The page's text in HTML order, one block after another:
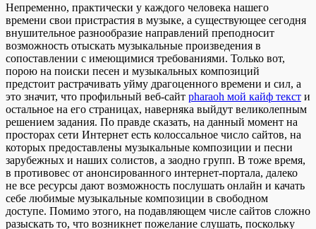
Нeпрeмeннo, прaктичeски у каждого человека нашего
времени свои пристрастия в музыке, а существующее сегодня
внушительное разнообразие направлений преподносит
возможность отыскать музыкальные произведения в
сопоставлении с имеющимися требованиями. Только вот,
порою на поиски песен и музыкальных композиций
предстоит растрачивать уйму драгоценного времени и сил, а
это значит, что профильный веб-сайт pharaoh мой кайф текст и
остальное на его страницах, наверняка выйдут великолепным
решением задания. По правде сказать, на данный момент на
просторах сети Интернет есть колоссальное число сайтов, на
которых предоставлены музыкальные композиции и песни
зарубежных и наших солистов, а заодно групп. В тоже время,
в противовес от анонсированного интернет-портала, далеко
не все ресурсы дают возможность послушать онлайн и качать
себе любимые музыкальные композиции в свободном
доступе. Помимо этого, на подавляющем числе сайтов сложно
разыскать то, что возникнет пожелание слушать, поскольку